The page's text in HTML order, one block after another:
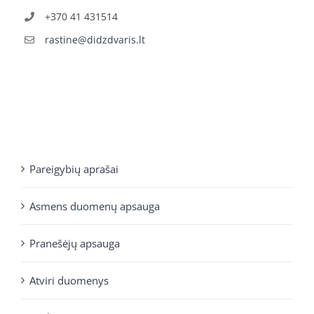
+370 41 431514
rastine@didzdvaris.lt
Pareigybių aprašai
Asmens duomenų apsauga
Pranešėjų apsauga
Atviri duomenys